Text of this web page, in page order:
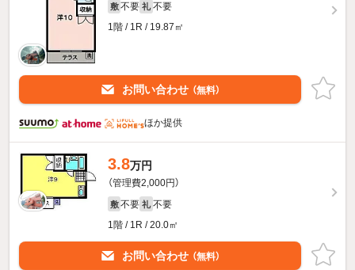
敷 不要 礼 不要
1階 / 1R / 19.87㎡
お問い合わせ （無料）
ほか提供
3.8万円
（管理費2,000円）
敷 不要 礼 不要
1階 / 1R / 20.0㎡
お問い合わせ （無料）